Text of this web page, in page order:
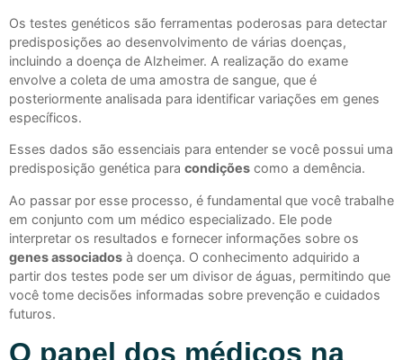
Os testes genéticos são ferramentas poderosas para detectar
predisposições ao desenvolvimento de várias doenças,
incluindo a doença de Alzheimer. A realização do exame
envolve a coleta de uma amostra de sangue, que é
posteriormente analisada para identificar variações em genes
específicos.
Esses dados são essenciais para entender se você possui uma
predisposição genética para condições como a demência.
Ao passar por esse processo, é fundamental que você trabalhe
em conjunto com um médico especializado. Ele pode
interpretar os resultados e fornecer informações sobre os
genes associados à doença. O conhecimento adquirido a
partir dos testes pode ser um divisor de águas, permitindo que
você tome decisões informadas sobre prevenção e cuidados
futuros.
O papel dos médicos na